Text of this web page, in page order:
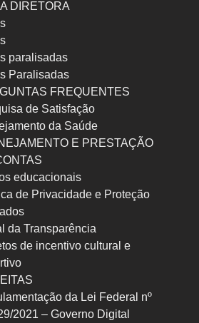
DIRETORA
paralisadas
Paralisadas
FREQUENTES
de Satisfação
da Saúde
E PRESTAÇÃO
educacionais
de Privacidade e Proteção
da Transparência
de incentivo cultural e
da Lei Federal nº
2021 – Governo Digital